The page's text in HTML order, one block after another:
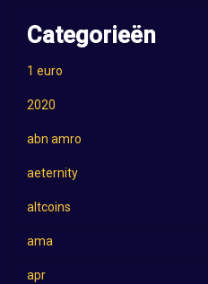
Categorieën
1 euro
2020
abn amro
aeternity
altcoins
ama
apr